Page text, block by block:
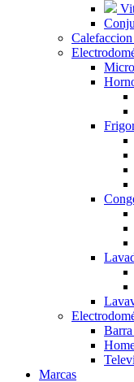
Marcas